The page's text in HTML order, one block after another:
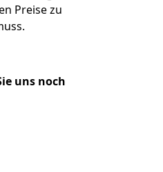
Preise zu
uns noch